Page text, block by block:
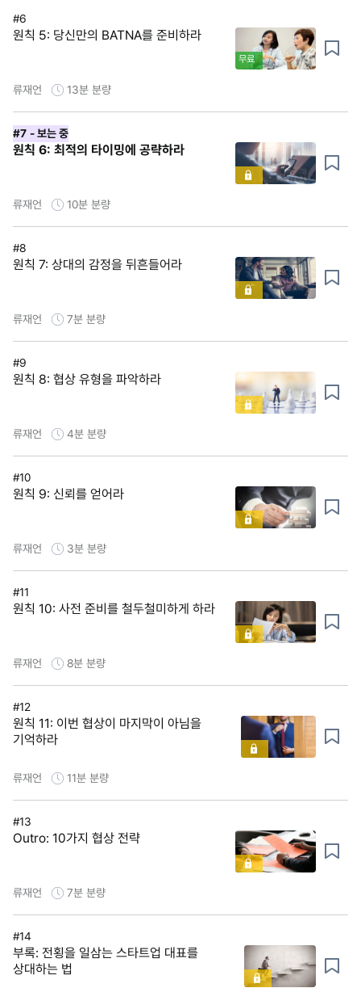
#6
원칙 5: 당신만의 BATNA를 준비하라
무료
류재언 13분 분량
#7 - 보는 중
원칙 6: 최적의 타이밍에 공략하라
류재언 10분 분량
#8
원칙 7: 상대의 감정을 뒤흔들어라
류재언 7분 분량
#9
원칙 8: 협상 유형을 파악하라
류재언 4분 분량
#10
원칙 9: 신뢰를 얻어라
류재언 3분 분량
#11
원칙 10: 사전 준비를 철두철미하게 하라
류재언 8분 분량
#12
원칙 11: 이번 협상이 마지막이 아님을
기억하라
류재언 11분 분량
#13
Outro: 10가지 협상 전략
류재언 7분 분량
#14
부록: 전횡을 일삼는 스타트업 대표를
상대하는 법